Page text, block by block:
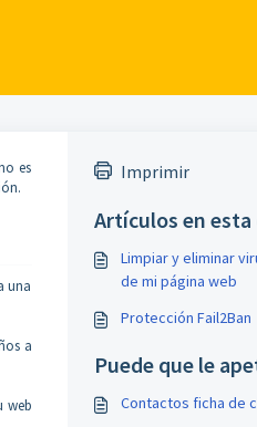
es
una
a
web
Imprimir
Artículos en esta
Limpiar y eliminar
de mi página web
Protección Fail2Ban
Puede que le
Contactos ficha de